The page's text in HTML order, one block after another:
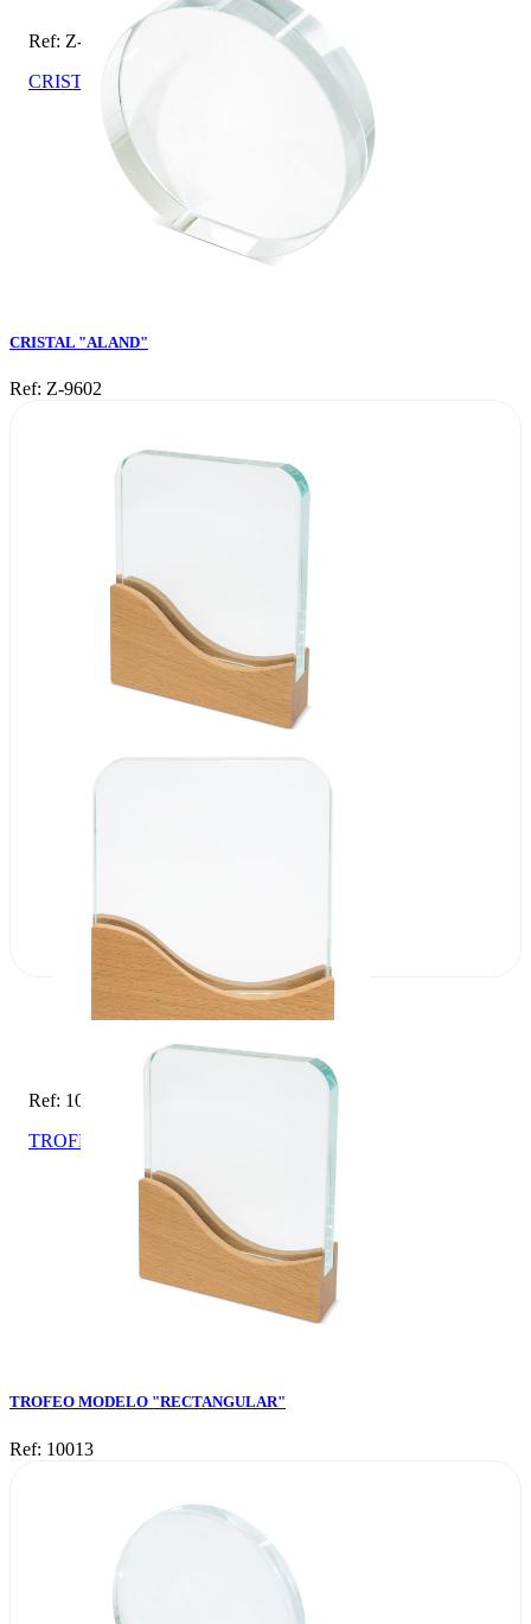
Ref: Z-9602
CRISTAL "ALAND"
CRISTAL "ALAND"
Ref: Z-9602
Ref: 10013
TROFEO MODELO "RECTANGULAR"
TROFEO MODELO "RECTANGULAR"
Ref: 10013